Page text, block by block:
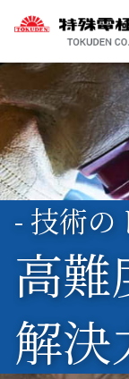
- 技術の
高難
解決